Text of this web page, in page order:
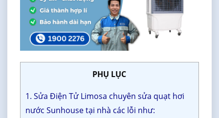
PHỤ LỤC
1. Sửa Điện Tử Limosa chuyên sửa quạt hơi
nước Sunhouse tại nhà các lỗi như: